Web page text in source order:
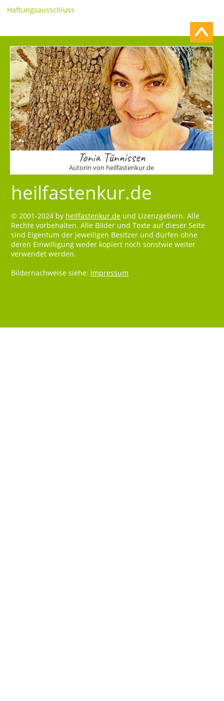
Haftungsausschluss
Tonia Tünnissen
Autorin von heilfastenkur.de
heilfastenkur.de
© 2001-2024 by heilfastenkur.de und Lizenzgebern. Alle
Rechte vorbehalten. Alle Bilder und Texte auf dieser Seite
sind Eigentum der jeweiligen Besitzer und dürfen ohne
deren Einwilligung weder kopiert noch sonstwie weiter
verwendet werden.
Bildernachweise siehe: Impressum